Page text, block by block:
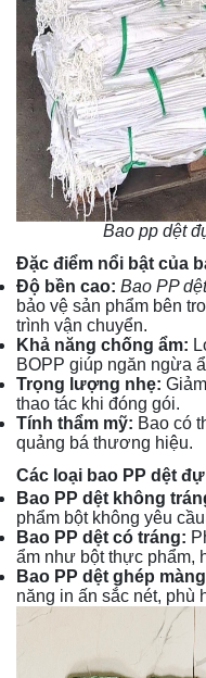
Bao pp dệt
Đặc điểm nổi bật của
Độ bền cao: Bao PP dệt
bảo vệ sản phẩm bên
trình vận chuyển.
Khả năng chống ẩm:
BOPP giúp ngăn ngừa
Trọng lượng nhẹ:
thao tác khi đóng gói.
Tính thẩm mỹ: Bao có
quảng bá thương hiệu.
Các loại bao PP dệt
Bao PP dệt không
phẩm bột không yêu
Bao PP dệt có tráng:
ẩm như bột thực phẩm,
Bao PP dệt ghép
năng in ấn sắc nét, phù